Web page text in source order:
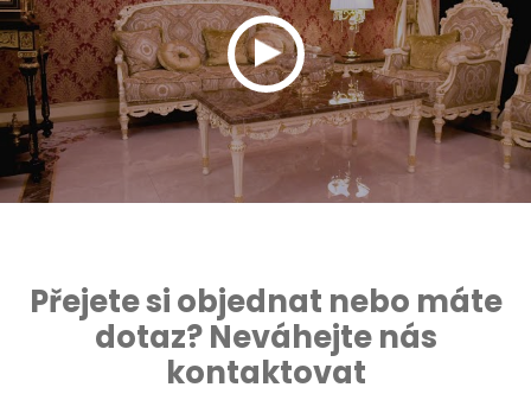
Přejete si objednat nebo máte
dotaz? Neváhejte nás
kontaktovat